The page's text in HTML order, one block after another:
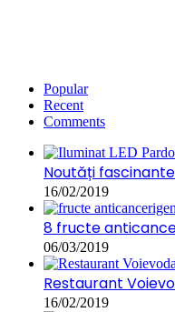
Popular
Recent
Comments
Noutăți
16/02/2019
8 fructe
06/03/2019
Restaurant
16/02/2019